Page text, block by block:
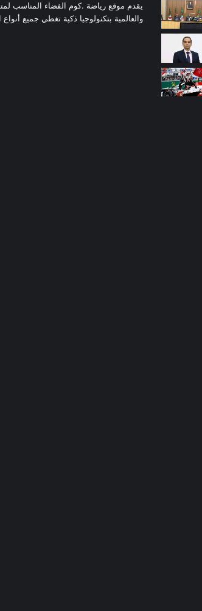
يقدم موقع رياضة .كوم الفضاء المناسب
والعالمية بتكنولوجيا ذكية تغطي جميع